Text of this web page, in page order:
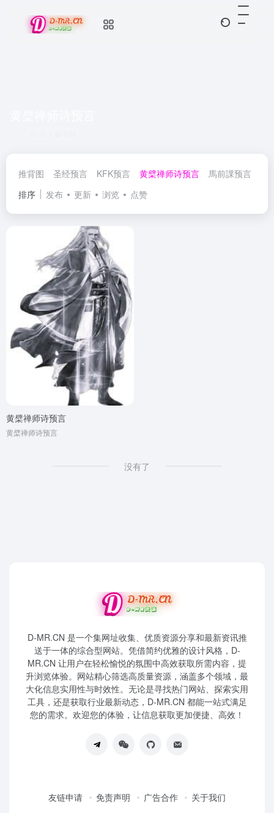
推背图 圣经预言 KFK预言 黄檗禅师诗预言 馬前課预言
排序
发布 更新 浏览 点赞
黄檗禅师诗预言
黄檗禅师诗预言
没有了
D-MR.CN 是一个集网址收集、优质资源分享和最新资讯推
送于一体的综合型网站。凭借简约优雅的设计风格，D-
MR.CN 让用户在轻松愉悦的氛围中高效获取所需内容，提
升浏览体验。网站精心筛选高质量资源，涵盖多个领域，最
大化信息实用性与时效性。无论是寻找热门网站、探索实用
工具，还是获取行业最新动态，D-MR.CN 都能一站式满足
您的需求。欢迎您的体验，让信息获取更加便捷、高效！
友链申请 免责声明 广告合作
关于我们